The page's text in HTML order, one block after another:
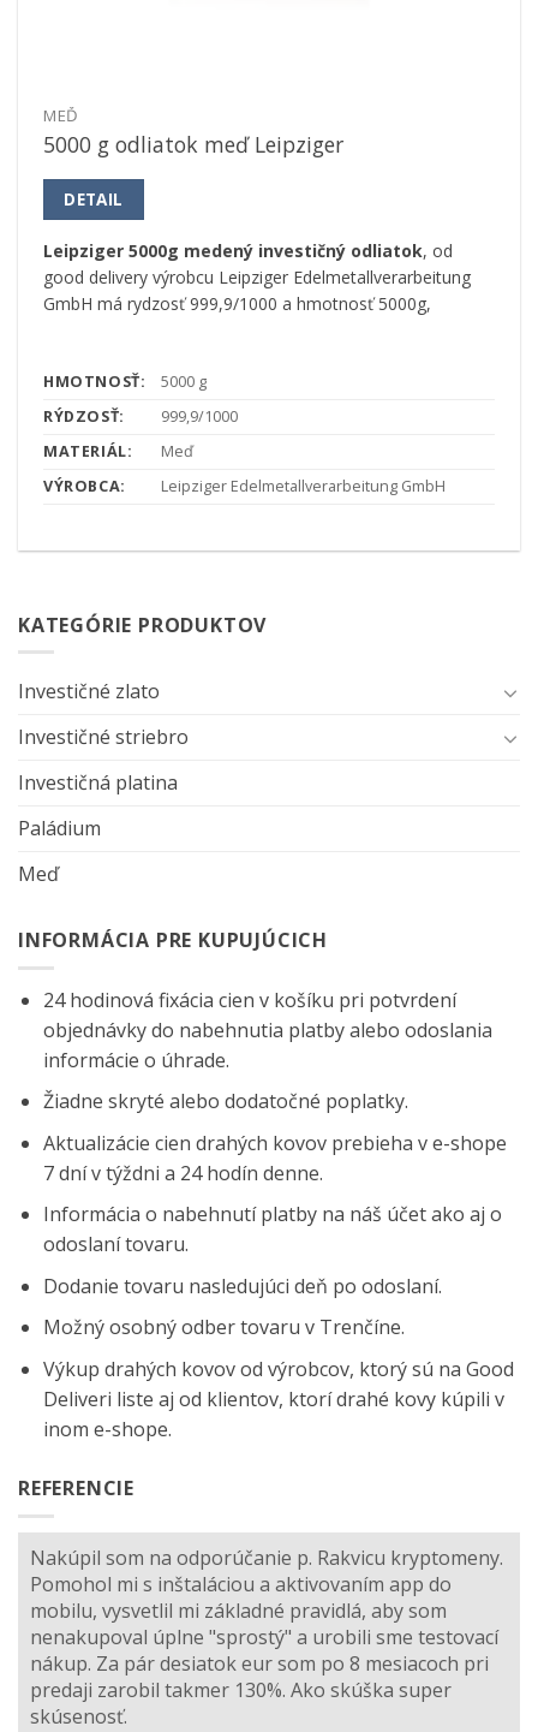
MEĎ
5000 g odliatok meď Leipziger
DETAIL
Leipziger 5000g medený investičný odliatok, od
good delivery výrobcu Leipziger Edelmetallverarbeitung
GmbH má rydzosť 999,9/1000 a hmotnosť 5000g,
HMOTNOSŤ:
5000 g
RÝDZOSŤ:
999,9/1000
MATERIÁL:
Meď
VÝROBCA:
Leipziger Edelmetallverarbeitung GmbH
KATEGÓRIE PRODUKTOV
Investičné zlato
Investičné striebro
Investičná platina
Paládium
Meď
INFORMÁCIA PRE KUPUJÚCICH
24 hodinová fixácia cien v košíku pri potvrdení
objednávky do nabehnutia platby alebo odoslania
informácie o úhrade.
Žiadne skryté alebo dodatočné poplatky.
Aktualizácie cien drahých kovov prebieha v e-shope
7 dní v týždni a 24 hodín denne.
Informácia o nabehnutí platby na náš účet ako aj o
odoslaní tovaru.
Dodanie tovaru nasledujúci deň po odoslaní.
Možný osobný odber tovaru v Trenčíne.
Výkup drahých kovov od výrobcov, ktorý sú na Good
Deliveri liste aj od klientov, ktorí drahé kovy kúpili v
inom e-shope.
REFERENCIE
Nakúpil som na odporúčanie p. Rakvicu kryptomeny.
Pomohol mi s inštaláciou a aktivovaním app do
mobilu, vysvetlil mi základné pravidlá, aby som
nenakupoval úplne "sprostý" a urobili sme testovací
nákup. Za pár desiatok eur som po 8 mesiacoch pri
predaji zarobil takmer 130%. Ako skúška super
skúsenosť.